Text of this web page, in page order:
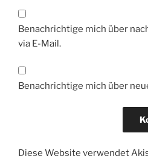
Benachrichtige mich über
via E-Mail.
Benachrichtige mich über
Diese Website verwendet